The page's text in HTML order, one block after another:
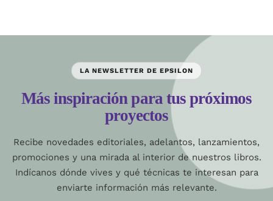
LA NEWSLETTER DE EPSILON
Más inspiración para tus próximos
proyectos
Recibe novedades editoriales, adelantos, lanzamientos,
promociones y una mirada al interior de nuestros libros.
Indícanos dónde vives y qué técnicas te interesan para
enviarte información más relevante.